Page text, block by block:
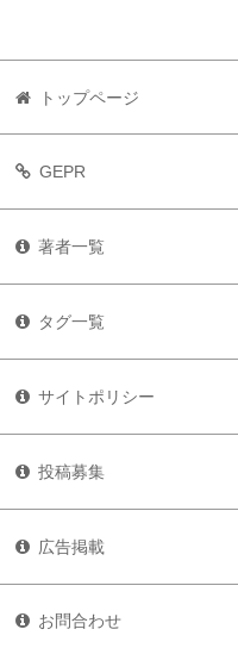
トップページ
GEPR
著者一覧
タグ一覧
サイトポリシー
投稿募集
広告掲載
お問合わせ